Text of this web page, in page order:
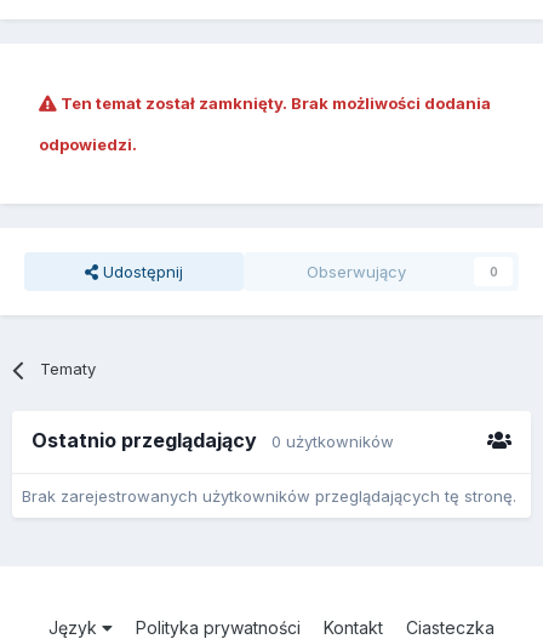
Ten temat został zamknięty. Brak możliwości dodania
odpowiedzi.
Udostępnij Obserwujący 0
Tematy
Ostatnio przeglądający 0 użytkowników
Brak zarejestrowanych użytkowników przeglądających tę stronę.
Język Polityka prywatności Kontakt Ciasteczka